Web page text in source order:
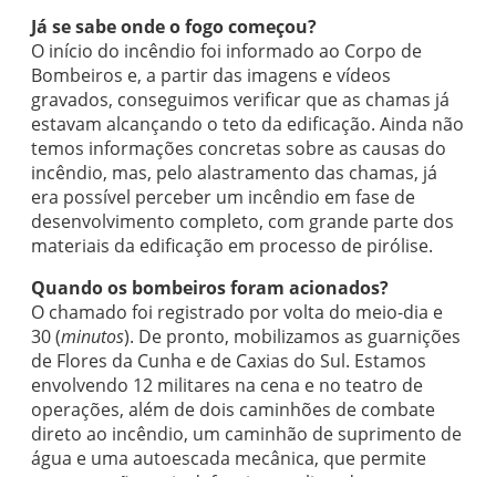
Já se sabe onde o fogo começou?
O início do incêndio foi informado ao Corpo de
Bombeiros e, a partir das imagens e vídeos
gravados, conseguimos verificar que as chamas já
estavam alcançando o teto da edificação. Ainda não
temos informações concretas sobre as causas do
incêndio, mas, pelo alastramento das chamas, já
era possível perceber um incêndio em fase de
desenvolvimento completo, com grande parte dos
materiais da edificação em processo de pirólise.
Quando os bombeiros foram acionados?
O chamado foi registrado por volta do meio-dia e
30 (minutos). De pronto, mobilizamos as guarnições
de Flores da Cunha e de Caxias do Sul. Estamos
envolvendo 12 militares na cena e no teatro de
operações, além de dois caminhões de combate
direto ao incêndio, um caminhão de suprimento de
água e uma autoescada mecânica, que permite